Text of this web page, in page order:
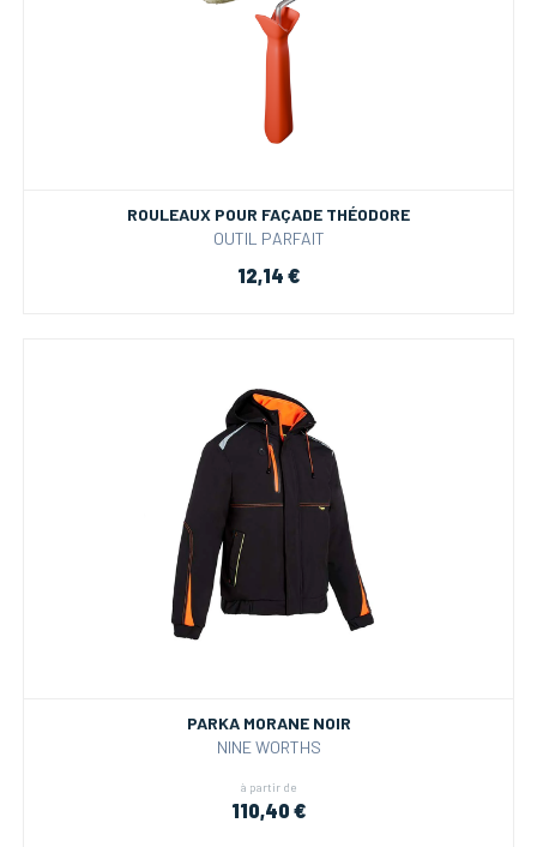
ROULEAUX POUR FAÇADE THÉODORE
OUTIL PARFAIT
12,14 €
PARKA MORANE NOIR
NINE WORTHS
à partir de
110,40 €